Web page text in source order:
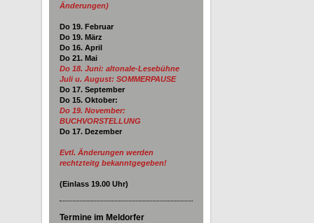
Änderungen)
Do 19. Februar
Do 19. März
Do 16. April
Do 21. Mai
Do 18. Juni: altonale-Lesebühne
Juli u. August: SOMMERPAUSE
Do 17. September
Do 15. Oktober:
Do 19. November:
BUCHVORSTELLUNG
Do 17. Dezember
Evtl. Änderungen werden
rechtzteitg bekanntgegeben!
(Einlass 19.00 Uhr)
Termine im Meldorfer